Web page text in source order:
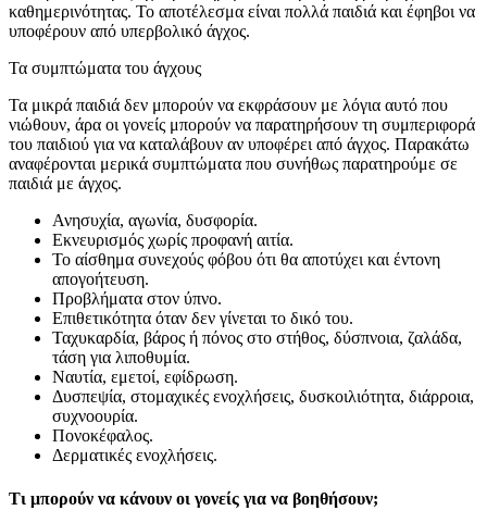
καθημερινότητας. Το αποτέλεσμα είναι πολλά παιδιά και έφηβοι να
υποφέρουν από υπερβολικό άγχος.
Τα συμπτώματα του άγχους
Τα μικρά παιδιά δεν μπορούν να εκφράσουν με λόγια αυτό που
νιώθουν, άρα οι γονείς μπορούν να παρατηρήσουν τη συμπεριφορά
του παιδιού για να καταλάβουν αν υποφέρει από άγχος. Παρακάτω
αναφέρονται μερικά συμπτώματα που συνήθως παρατηρούμε σε
παιδιά με άγχος.
Ανησυχία, αγωνία, δυσφορία.
Εκνευρισμός χωρίς προφανή αιτία.
Το αίσθημα συνεχούς φόβου ότι θα αποτύχει και έντονη
απογοήτευση.
Προβλήματα στον ύπνο.
Επιθετικότητα όταν δεν γίνεται το δικό του.
Ταχυκαρδία, βάρος ή πόνος στο στήθος, δύσπνοια, ζαλάδα,
τάση για λιποθυμία.
Ναυτία, εμετοί, εφίδρωση.
Δυσπεψία, στομαχικές ενοχλήσεις, δυσκοιλιότητα, διάρροια,
συχνοουρία.
Πονοκέφαλος.
Δερματικές ενοχλήσεις.
Τι μπορούν να κάνουν οι γονείς για να βοηθήσουν;